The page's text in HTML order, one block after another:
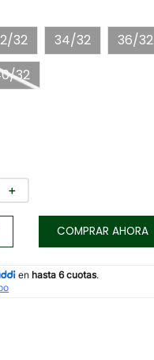
32 34/32
36/32
32
＋
COMPRAR AHORA